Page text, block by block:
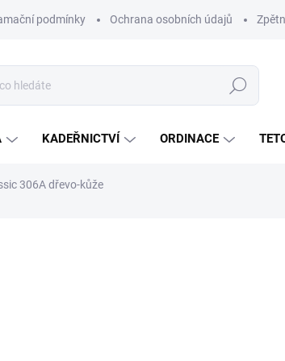
podmínky Ochrana osobních údajů
Hledat
KADEŘNICTVÍ ORDINACE
306A dřevo-kůže